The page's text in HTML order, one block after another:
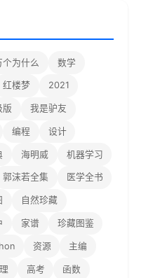
个为什么 数学
红楼梦 2021
版 我是驴友
编程 设计
海明威 机器学习
郭沫若全集 医学全书
自然珍藏
家谱 珍藏图鉴
资源 主编
高考 函数